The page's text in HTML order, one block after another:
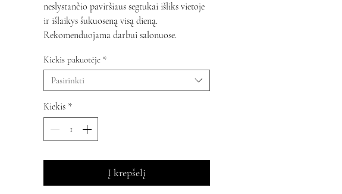
neslystančio paviršiaus segtukai išliks vietoje
ir išlaikys šukuoseną visą dieną.
Rekomenduojama darbui salonuose.
Kiekis pakuotėje *
Pasirinkti
Kiekis *
Į krepšelį